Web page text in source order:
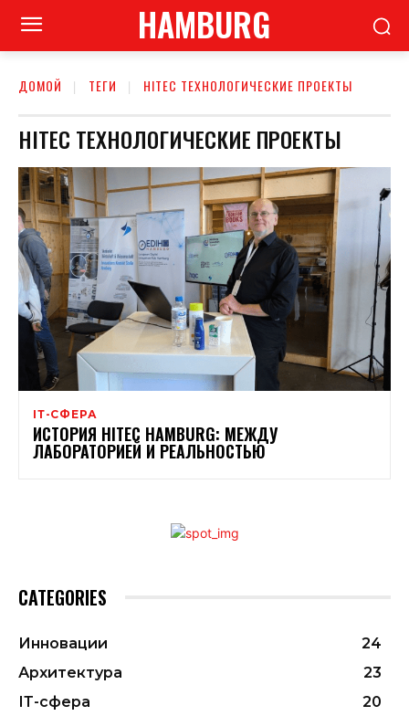
HAMBURG
ДОМОЙ ТЕГИ HITEC ТЕХНОЛОГИЧЕСКИЕ ПРОЕКТЫ
HITEC ТЕХНОЛОГИЧЕСКИЕ ПРОЕКТЫ
ІТ-СФЕРА
ИСТОРИЯ HITEC HAMBURG: МЕЖДУ
ЛАБОРАТОРИЕЙ И РЕАЛЬНОСТЬЮ
CATEGORIES
Инновации
24
Архитектура
23
ІТ-сфера
20